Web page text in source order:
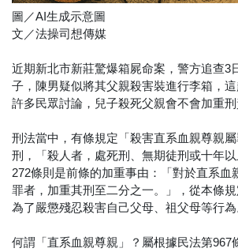
圖／AI生成示意圖
文／法操司想傳媒
近期新北市新莊驚爆箱屍命案，警方追查3
子，陳男疑似將其父親殺害裝進行李箱，
許多民眾討論，兒子殺死父親會不會加重刑
刑法當中，有條規定「殺害直系血親尊親
刑，「殺人者，處死刑、無期徒刑或十年以
272條則是前條的加重事由：「對於直系血
罪者，加重其刑至二分之一。」，從本條
為了嚴懲殘忍殺害自己父母、祖父母等行為
何謂「直系血親尊親」？屬根據民法第967